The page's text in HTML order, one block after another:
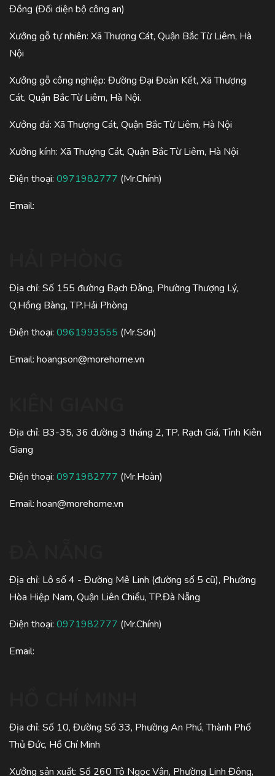
Đồng (Đối diện bộ công an)
Xưởng gỗ tự nhiên: Xã Thượng Cát, Quận Bắc Từ Liêm, Hà
Nội
Xưởng gỗ công nghiệp: Đường Đại Đoàn Kết, Xã Thượng
Cát, Quận Bắc Từ Liêm, Hà Nội.
Xưởng đá: Xã Thượng Cát, Quận Bắc Từ Liêm, Hà Nội
Xưởng kính: Xã Thượng Cát, Quận Bắc Từ Liêm, Hà Nội
Điện thoại: 0971982777 (Mr.Chính)
Email:
Địa chỉ: Số 155 đường Bạch Đằng, Phường Thượng Lý,
Q.Hồng Bàng, TP.Hải Phòng
Điện thoại: 0961993555 (Mr.Sơn)
Email: hoangson@morehome.vn
Địa chỉ: B3-35, 36 đường 3 tháng 2, TP. Rạch Giá, Tỉnh Kiên
Giang
Điện thoại: 0971982777 (Mr.Hoàn)
Email: hoan@morehome.vn
Địa chỉ: Lô số 4 - Đường Mê Linh (đường số 5 cũ), Phường
Hòa Hiệp Nam, Quận Liên Chiểu, TP.Đà Nẵng
Điện thoại: 0971982777 (Mr.Chính)
Email:
Địa chỉ: Số 10, Đường Số 33, Phường An Phú, Thành Phố
Thủ Đức, Hồ Chí Minh
Xưởng sản xuất: Số 260 Tô Ngọc Vân, Phường Linh Đông,